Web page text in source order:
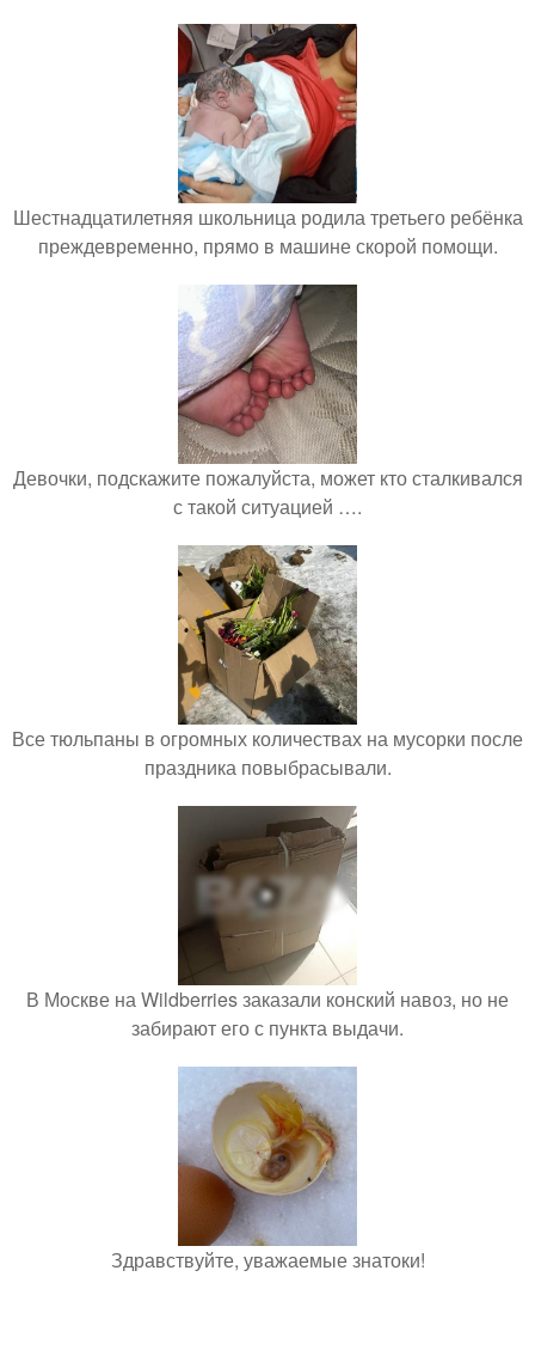
Шестнадцатилетняя школьница родила третьего ребёнка
преждевременно, прямо в машине скорой помощи.
Девочки, подскажите пожалуйста, может кто сталкивался
с такой ситуацией ….
Все тюльпаны в огромных количествах на мусорки после
праздника повыбрасывали.
В Москве на Wildberries заказали конский навоз, но не
забирают его с пункта выдачи.
Здравствуйте, уважаемые знатоки!